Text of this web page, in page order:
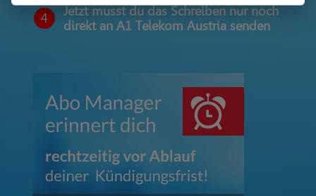
4
Jetzt musst du das Schreiben nur noch
direkt an A1 Telekom Austria senden